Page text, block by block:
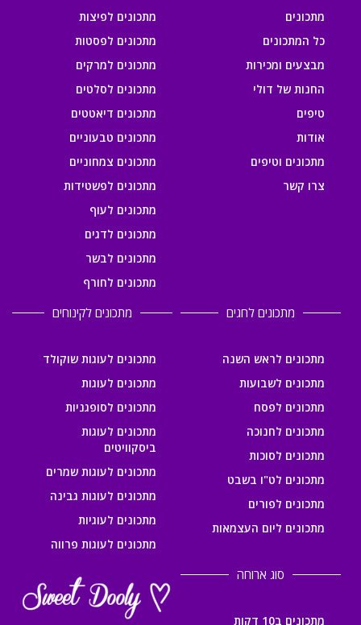
מתכונים
כל המתכונים
מבצעים ומכירות
החנות של דולי
טיפים
אודות
מתכונים וטיפים
צרו קשר
מתכונים לפיצות
מתכונים לפסטות
מתכונים למרקים
מתכונים לסלטים
מתכונים דיאטטים
מתכונים טבעוניים
מתכונים צמחוניים
מתכונים לפשטידות
מתכונים לעוף
מתכונים לדגים
מתכונים לבשר
מתכונים לחורף
מתכונים לחגים
מתכונים לראש השנה
מתכונים לשבועות
מתכונים לפסח
מתכונים לחנוכה
מתכונים לסוכות
מתכונים לט"ו בשבט
מתכונים לפורים
מתכונים ליום העצמאות
מתכונים לקינוחים
מתכונים לעוגות שוקולד
מתכונים לעוגות
מתכונים לסופגניות
מתכונים לעוגות
ביסקוויטים
מתכונים לעוגות שמרים
מתכונים לעוגות גבינה
מתכונים לעוגיות
מתכונים לעוגות פרווה
סוג ארוחה
מתכונים ב10 דקות